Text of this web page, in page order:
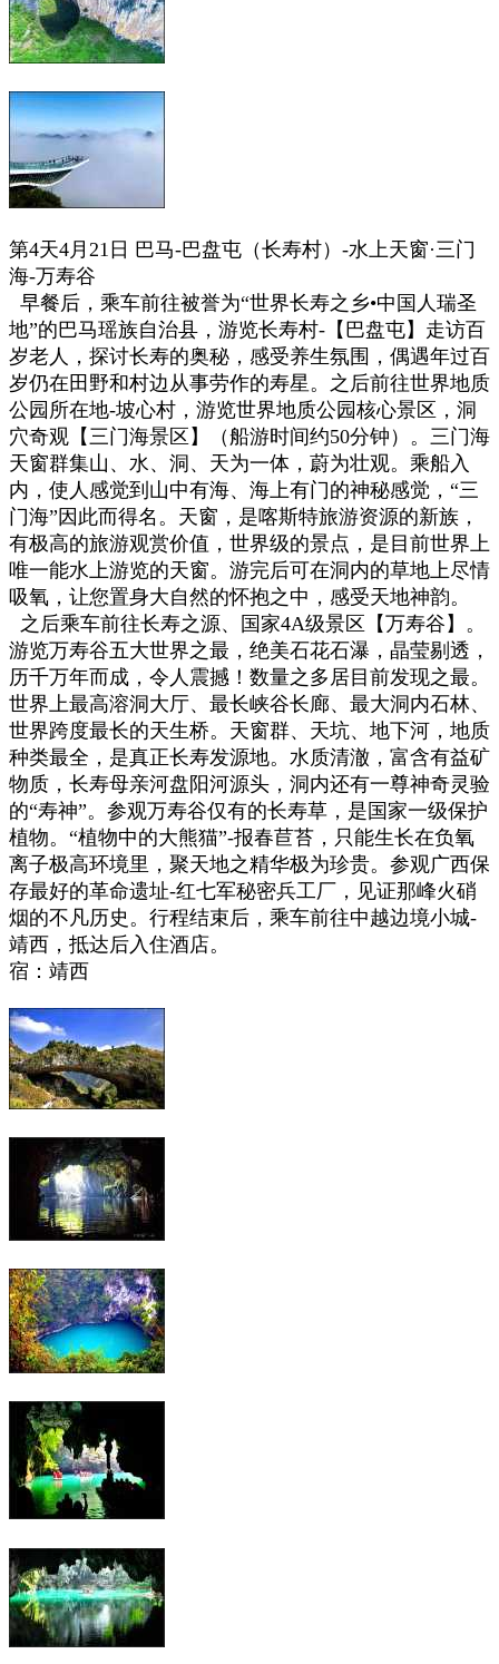
第4天4月21日 巴马-巴盘屯（长寿村）-水上天窗·三门
海-万寿谷
早餐后，乘车前往被誉为“世界长寿之乡•中国人瑞圣
地”的巴马瑶族自治县，游览长寿村-【巴盘屯】走访百
岁老人，探讨长寿的奥秘，感受养生氛围，偶遇年过百
岁仍在田野和村边从事劳作的寿星。之后前往世界地质
公园所在地-坡心村，游览世界地质公园核心景区，洞
穴奇观【三门海景区】（船游时间约50分钟）。三门海
天窗群集山、水、洞、天为一体，蔚为壮观。乘船入
内，使人感觉到山中有海、海上有门的神秘感觉，“三
门海”因此而得名。天窗，是喀斯特旅游资源的新族，
有极高的旅游观赏价值，世界级的景点，是目前世界上
唯一能水上游览的天窗。游完后可在洞内的草地上尽情
吸氧，让您置身大自然的怀抱之中，感受天地神韵。
之后乘车前往长寿之源、国家4A级景区【万寿谷】。
游览万寿谷五大世界之最，绝美石花石瀑，晶莹剔透，
历千万年而成，令人震撼！数量之多居目前发现之最。
世界上最高溶洞大厅、最长峡谷长廊、最大洞内石林、
世界跨度最长的天生桥。天窗群、天坑、地下河，地质
种类最全，是真正长寿发源地。水质清澈，富含有益矿
物质，长寿母亲河盘阳河源头，洞内还有一尊神奇灵验
的“寿神”。参观万寿谷仅有的长寿草，是国家一级保护
植物。“植物中的大熊猫”-报春苣苔，只能生长在负氧
离子极高环境里，聚天地之精华极为珍贵。参观广西保
存最好的革命遗址-红七军秘密兵工厂，见证那峰火硝
烟的不凡历史。行程结束后，乘车前往中越边境小城-
靖西，抵达后入住酒店。
宿：靖西